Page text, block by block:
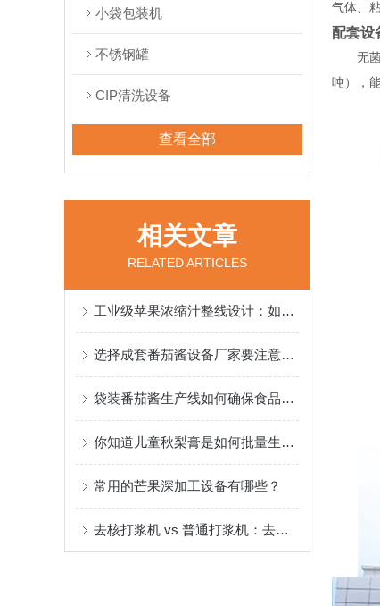
小袋包装机
不锈钢罐
CIP清洗设备
查看全部
相关文章
RELATED ARTICLES
工业级苹果浓缩汁整线设计：如何定义高效产线的“性能确定性”
选择成套番茄酱设备厂家要注意哪些服务？
袋装番茄酱生产线如何确保食品安全与品质稳定？
你知道儿童秋梨膏是如何批量生产的么？
常用的芒果深加工设备有哪些？
去核打浆机 vs 普通打浆机：去核效率差多少？
气体、
配套设
无菌灌
吨），